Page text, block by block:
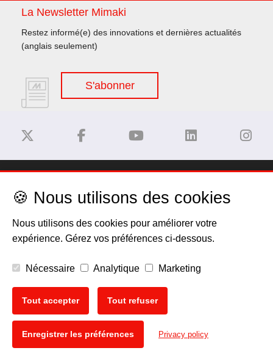
La Newsletter Mimaki
Restez informé(e) des innovations et dernières actualités
(anglais seulement)
S'abonner
Politique de cookies
Mentions légales
🍪 Nous utilisons des cookies
Nous utilisons des cookies pour améliorer votre
expérience. Gérez vos préférences ci-dessous.
Nécessaire Analytique Marketing
Tout accepter Tout refuser
Enregistrer les préférences Privacy policy
🍪